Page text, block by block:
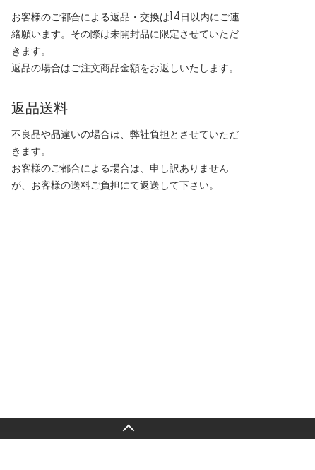
お客様のご都合による返品・交換は14日以内にご連
絡願います。その際は未開封品に限定させていただ
きます。
返品の場合はご注文商品金額をお返しいたします。
返品送料
不良品や品違いの場合は、弊社負担とさせていただ
きます。
お客様のご都合による場合は、申し訳ありません
が、お客様の送料ご負担にて返送して下さい。